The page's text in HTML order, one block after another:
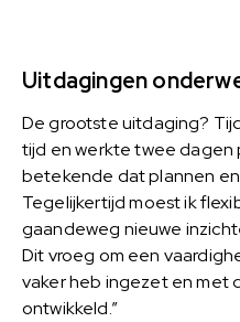
Uitdagingen
De grootste uitdaging?
tijd en werkte twee dagen
betekende dat plannen
Tegelijkertijd moest ik
gaandeweg nieuwe
Dit vroeg om een
vaker heb ingezet en met
ontwikkeld.”